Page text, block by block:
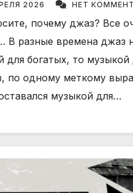
2026 НЕТ
почему джаз? Все
В разные времена джаз
для богатых, то музыкой
по одному меткому
музыкой для…